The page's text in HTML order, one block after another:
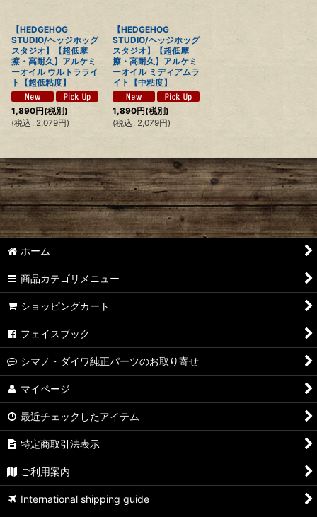
【HEDGEHOG
STUDIO/ヘッジホッグ
スタジオ】【超低摩
擦・高耐久】アルケミ
ーオイル ウルトラライ
ト【超低粘度】
1,890円(税別)
(税込 : 2,079円)
【HEDGEHOG
STUDIO/ヘッジホッグ
スタジオ】【超低摩
擦・高耐久】アルケミ
ーオイル ミディアムラ
イト【中粘度】
1,890円(税別)
(税込 : 2,079円)
ホーム
商品カテゴリメニュー
ショッピングカート
フェイスブック
シマノ・ダイワ純正パーツのお取り寄せ
マイページ
最近チェックしたアイテム
特定商取引法表示
ご利用案内
International shipping guide